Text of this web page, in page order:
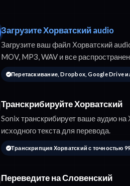
Загрузите Хорватский audio
Загрузите ваш файл Хорватский
MOV, MP3, WAV и все
Перетаскивание, Dropbox, Google Drive
Транскрибируйте Хорватский
Sonix транскрибирует ваше аудио на
исходного текста для перевода.
Транскрипция Хорватский с точностью
Переведите на Словенский